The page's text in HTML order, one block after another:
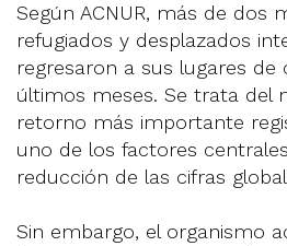
Según ACNUR, más de dos
refugiados y desplazados
regresaron a sus lugares de
últimos meses. Se trata del
retorno más importante
uno de los factores
reducción de las cifras
Sin embargo, el organismo